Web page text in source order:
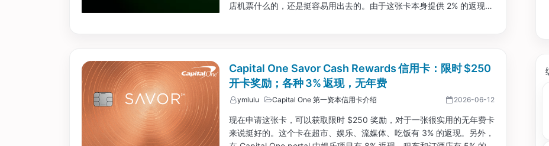
店机票什么的，还是挺容易用出去的。由于这张卡本身提供 2% 的返现，
Capital One Savor Cash Rewards 信用卡：限时 $250
开卡奖励；各种 3% 返现，无年费
ymlulu Capital One 第一资本信用卡介绍 2026-06-12
现在申请这张卡，可以获取限时 $250 奖励，对于一张很实用的无年费卡
来说挺好的。这个卡在超市、娱乐、流媒体、吃饭有 3% 的返现。另外，